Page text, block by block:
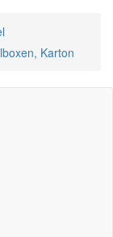
Karton